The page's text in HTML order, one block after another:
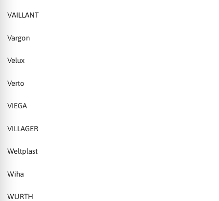
VAILLANT
Vargon
Velux
Verto
VIEGA
VILLAGER
Weltplast
Wiha
WURTH